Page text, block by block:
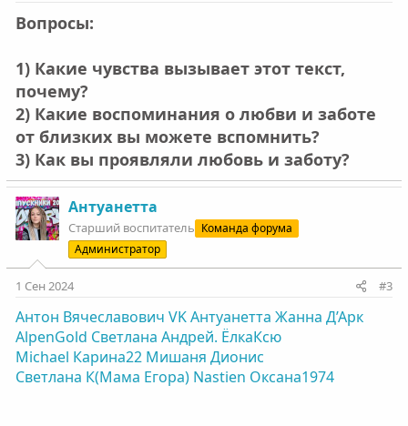
Вопросы:
1) Какие чувства вызывает этот текст,
почему?
2) Какие воспоминания о любви и заботе
от близких вы можете вспомнить?
3) Как вы проявляли любовь и заботу?
Антуанетта
Старший воспитатель Команда форума
Администратор
1 Сен 2024 #3
Антон Вячеславович VKАнтуанетта Жанна Д’Арк
AlpenGold Светлана Андрей. ЁлкаКсю
Michael Карина22 Мишаня Дионис
Светлана К(Мама Егора) Nastien Оксана1974